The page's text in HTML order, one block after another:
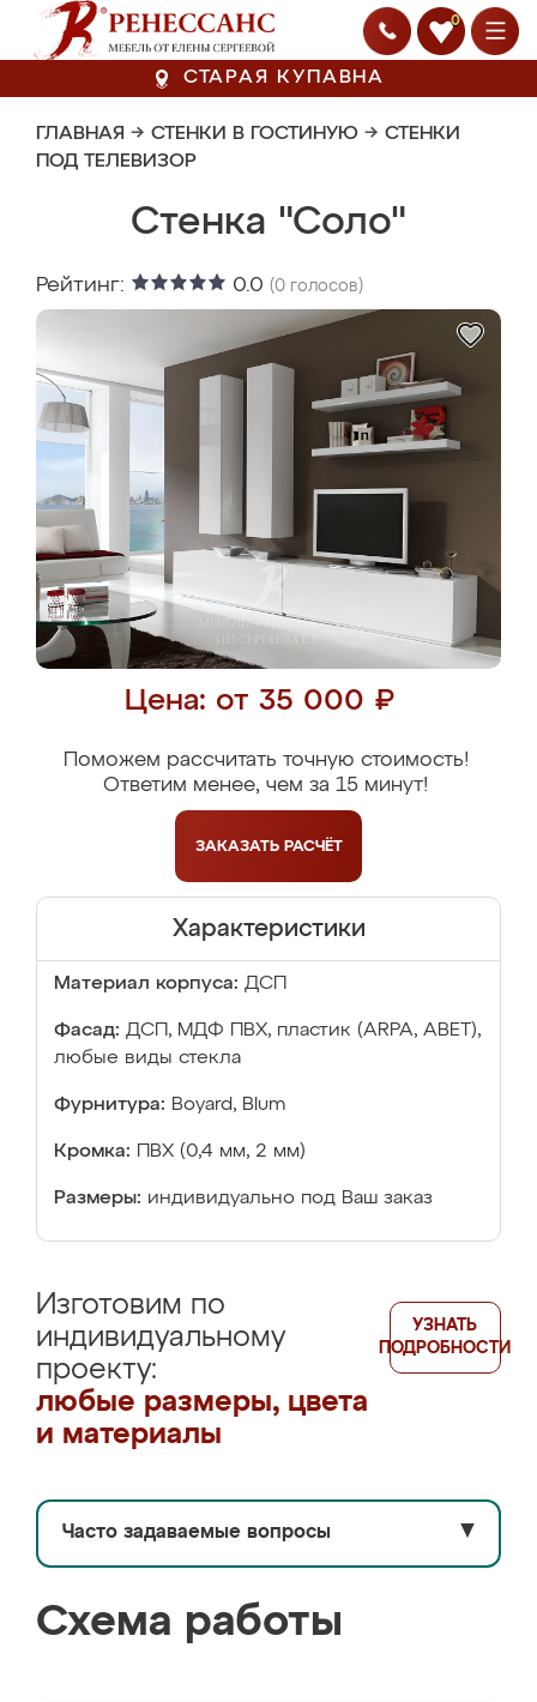
0
СТАРАЯ КУПАВНА
ГЛАВНАЯ → СТЕНКИ В ГОСТИНУЮ → СТЕНКИ
ПОД ТЕЛЕВИЗОР
Стенка "Соло"
Рейтинг: 0.0 (0 голосов)
Цена: от 35 000 ₽
Поможем рассчитать точную стоимость!
Ответим менее, чем за 15 минут!
ЗАКАЗАТЬ РАСЧЁТ
Характеристики
Материал корпуса: ДСП
Фасад: ДСП, МДФ ПВХ, пластик (ARPA, ABET),
любые виды стекла
Фурнитура: Boyard, Blum
Кромка: ПВХ (0,4 мм, 2 мм)
Размеры: индивидуально под Ваш заказ
Изготовим по
индивидуальному
проекту:
любые размеры, цвета
и материалы
УЗНАТЬ
ПОДРОБНОСТИ
Часто задаваемые вопросы ▼
Схема работы